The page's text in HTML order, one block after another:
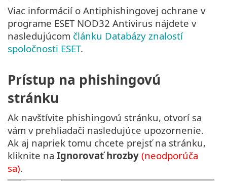
Viac informácií o Antiphishingovej ochrane v
programe ESET NOD32 Antivirus nájdete v
nasledujúcom článku Databázy znalostí
spoločnosti ESET.
Prístup na phishingovú
stránku
Ak navštívite phishingovú stránku, otvorí sa
vám v prehliadači nasledujúce upozornenie.
Ak aj napriek tomu chcete prejsť na stránku,
kliknite na Ignorovať hrozby (neodporúča
sa).